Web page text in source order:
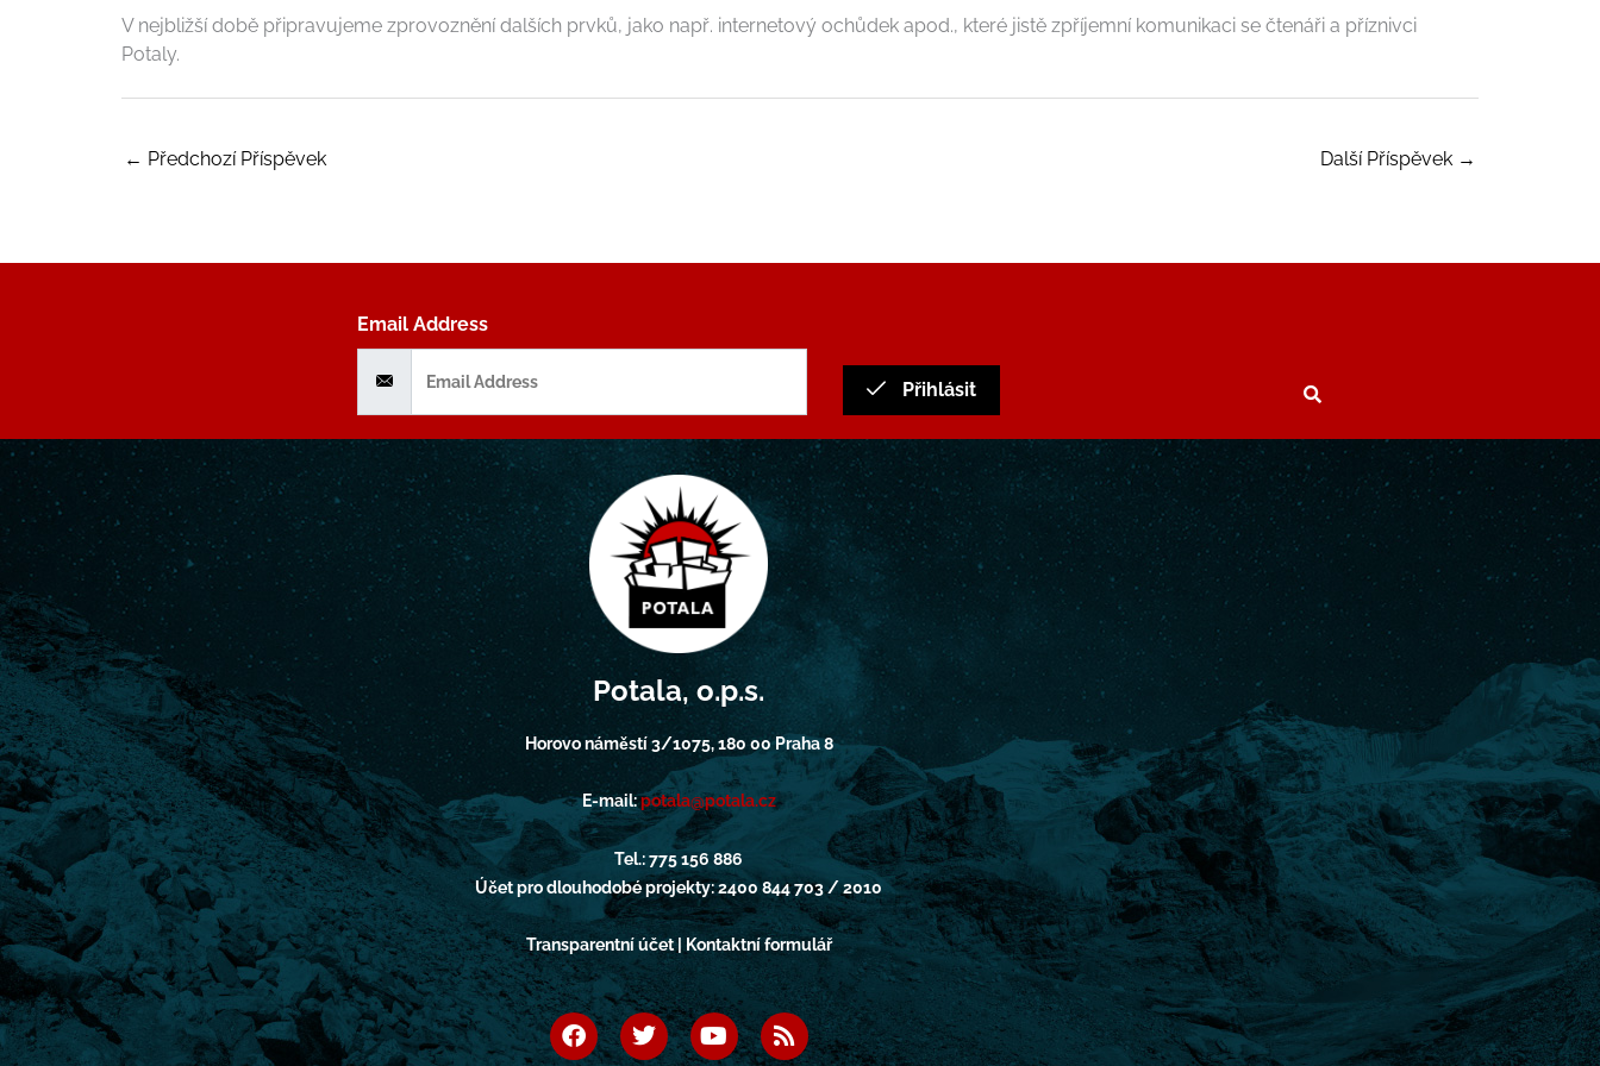
V nejbližší době připravujeme zprovoznění dalších prvků, jako např. internetový ochůdek apod., které jistě zpříjemní komunikaci se čtenáři a příznivci
Potaly.
← Předchozí Příspěvek Další Příspěvek →
Email Address
Přihlásit
Potala, o.p.s.
Horovo náměstí 3/1075, 180 00 Praha 8
E-mail:potala@potala.cz
Tel.: 775 156 886
Účet pro dlouhodobé projekty: 2400 844 703 / 2010
Transparentní účet | Kontaktní formulář
F
a
T
w
Y
o
R
s